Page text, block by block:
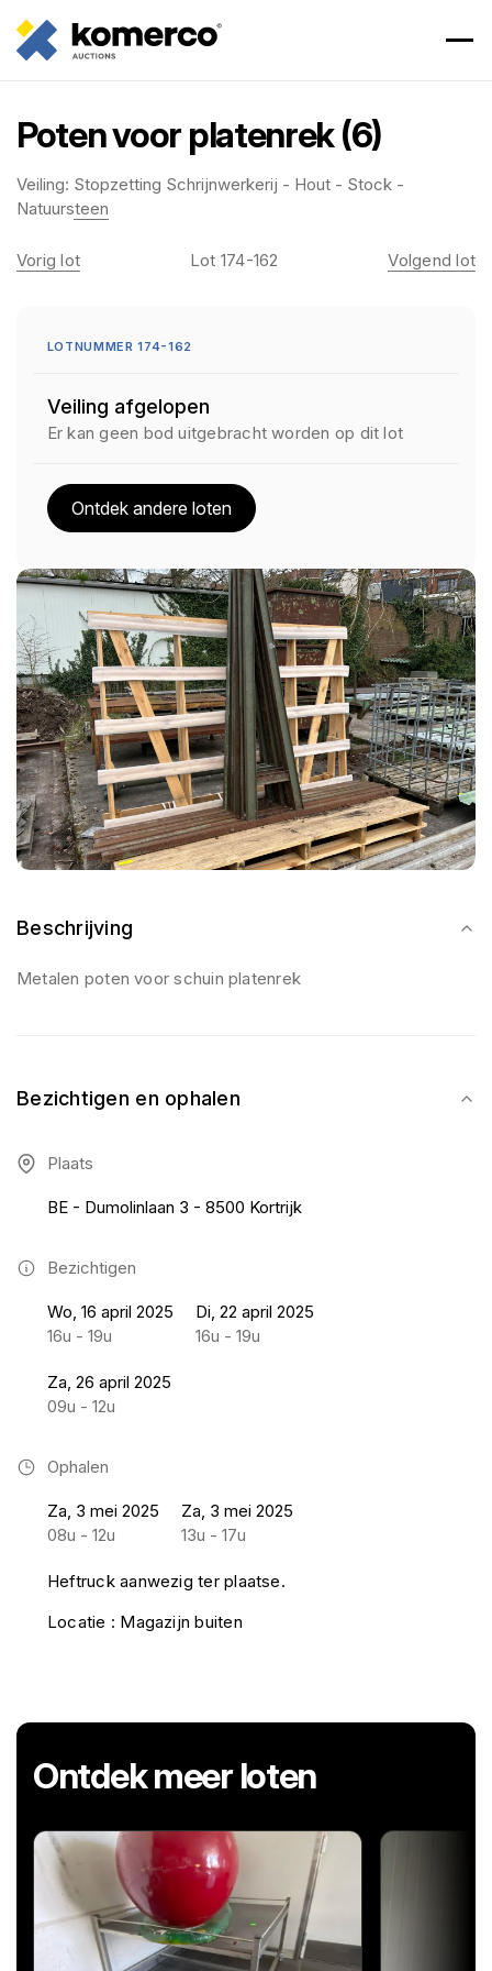
Poten voor platenrek (6)
Veiling: Stopzetting Schrijnwerkerij - Hout - Stock -
Natuursteen
Beschrijving
Metalen poten voor schuin platenrek
Bezichtigen en ophalen
Plaats
BE - Dumolinlaan 3 - 8500 Kortrijk
Bezichtigen
Wo, 16 april 2025
16u - 19u
Di, 22 april 2025
16u - 19u
Za, 26 april 2025
09u - 12u
Ophalen
Za, 3 mei 2025
08u - 12u
Za, 3 mei 2025
13u - 17u
Heftruck aanwezig ter plaatse.
Locatie : Magazijn buiten
Vorig lot Lot 174-162 Volgend lot
LOTNUMMER 174-162
Veiling afgelopen
Er kan geen bod uitgebracht worden op dit lot
Ontdek andere loten
Ontdek meer loten